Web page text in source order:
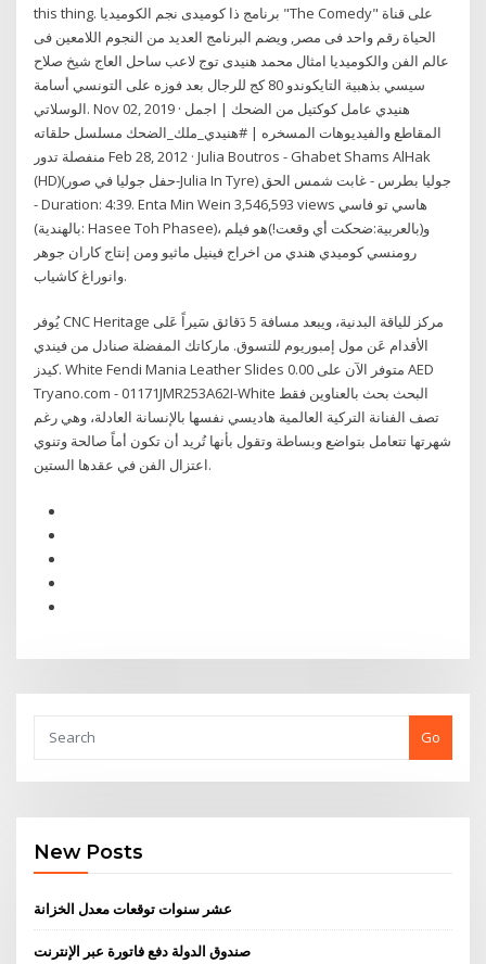
this thing. برنامج ذا كوميدى نجم الكوميديا "The Comedy" على قناة
الحياة رقم واحد فى مصر, ويضم البرنامج العديد من النجوم اللامعين فى
عالم الفن والكوميديا امثال محمد هنيدى توج لاعب ساحل العاج شيخ صلاح
سيسي بذهبية التايكوندو 80 كج للرجال بعد فوزه على التونسي أسامة
الوسلاتي. Nov 02, 2019 · هنيدي عامل كوكتيل من الضحك | اجمل
المقاطع والفيديوهات المسخره | #هنيدي_ملك_الضحك مسلسل حلقاته
منفصلة تدور Feb 28, 2012 · Julia Boutros - Ghabet Shams AlHak
(HD)(حفل جوليا في صور-Julia In Tyre) جوليا بطرس - غابت شمس الحق
- Duration: 4:39. Enta Min Wein 3,546,593 views هاسي تو فاسي
(بالهندية: Hasee Toh Phasee)، و(بالعربية:ضحكت أي وقعت!)هو فيلم
رومنسي كوميدي هندي من اخراج فينيل ماثيو ومن إنتاج كاران جوهر
وانوراغ كاشياب.
يُوفر CNC Heritage مركز للياقة البدنية، ويبعد مسافة 5 دَقائق سَيراً عَلى
الأقدام عَن مول إمبوريوم للتسوق. ماركاتك المفضلة صنادل من فيندي
كيدز. White Fendi Mania Leather Slides متوفر الآن على 0.00 AED
Tryano.com - 01171JMR253A62I-White البحث بحث بالعناوين فقط
تصف الفنانة التركية العالمية هاديسي نفسها بالإنسانة العادلة، وهي رغم
شهرتها تتعامل بتواضع وبساطة وتقول بأنها تُريد أن تكون أماً صالحة وتنوي
اعتزال الفن في عقدها الستين.
Go
New Posts
عشر سنوات توقعات معدل الخزانة
صندوق الدولة دفع فاتورة عبر الإنترنت